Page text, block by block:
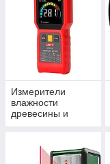
Измерители
влажности
древесины и